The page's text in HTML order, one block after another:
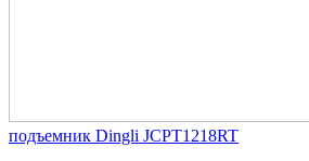
подъемник Dingli JCPT1218RT